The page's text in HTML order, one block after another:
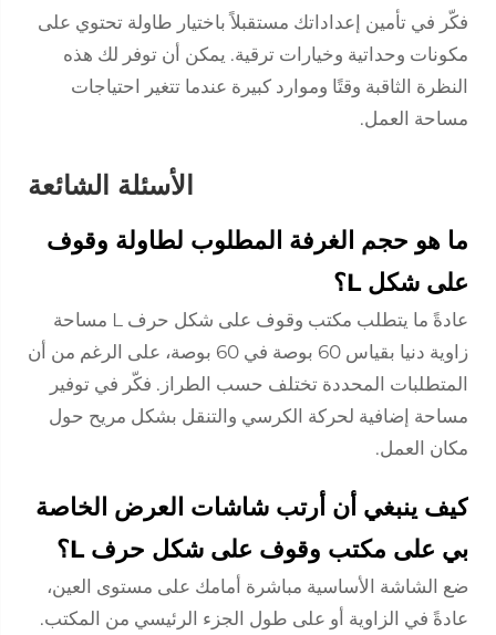
فكّر في تأمين إعداداتك مستقبلاً باختيار طاولة تحتوي على
مكونات وحداتية وخيارات ترقية. يمكن أن توفر لك هذه
النظرة الثاقبة وقتًا وموارد كبيرة عندما تتغير احتياجات
مساحة العمل.
الأسئلة الشائعة
ما هو حجم الغرفة المطلوب لطاولة وقوف
على شكل L؟
عادةً ما يتطلب مكتب وقوف على شكل حرف L مساحة
زاوية دنيا بقياس 60 بوصة في 60 بوصة، على الرغم من أن
المتطلبات المحددة تختلف حسب الطراز. فكّر في توفير
مساحة إضافية لحركة الكرسي والتنقل بشكل مريح حول
مكان العمل.
كيف ينبغي أن أرتب شاشات العرض الخاصة
بي على مكتب وقوف على شكل حرف L؟
ضع الشاشة الأساسية مباشرة أمامك على مستوى العين،
عادةً في الزاوية أو على طول الجزء الرئيسي من المكتب.